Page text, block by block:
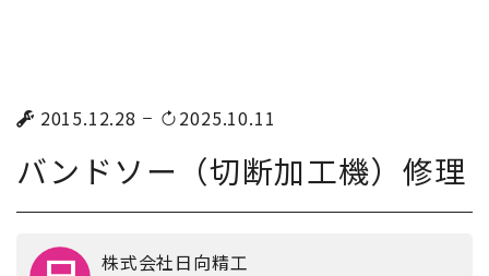
2015.12.28 2025.10.11
バンドソー（切断加工機）修理
株式会社日向精工